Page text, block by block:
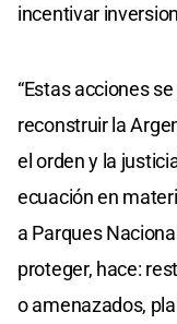
incentivar
“Estas acciones
reconstruir la
el orden y la
ecuación en
a Parques
proteger, hace:
o amenazados,